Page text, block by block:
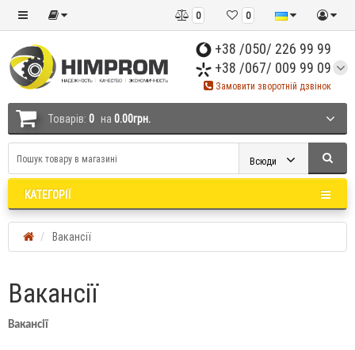
0
0
+38 /050/ 226 99 99
+38 /067/ 009 99 09
Замовити зворотній дзвінок
Товарів: 0 на 0.00грн.
Всюди
КАТЕГОРІЇ
Вакансії
Вакансії
Вакансії